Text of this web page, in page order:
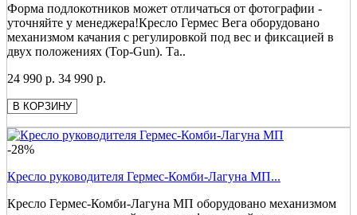
Форма подлокотников может отличаться от фотографии -
уточняйте у менеджера!Кресло Гермес Вега оборудовано
механизмом качания с регулировкой под вес и фиксацией в
двух положениях (Top-Gun). Та..
24 990 р. 34 990 р.
В КОРЗИНУ
-28%
Кресло руководителя Гермес-Комби-Лагуна МП...
Кресло Гермес-Комби-Лагуна МП оборудовано механизмом